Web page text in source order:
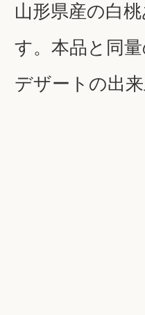
山形県産の白
す。本品と同
デザートの出